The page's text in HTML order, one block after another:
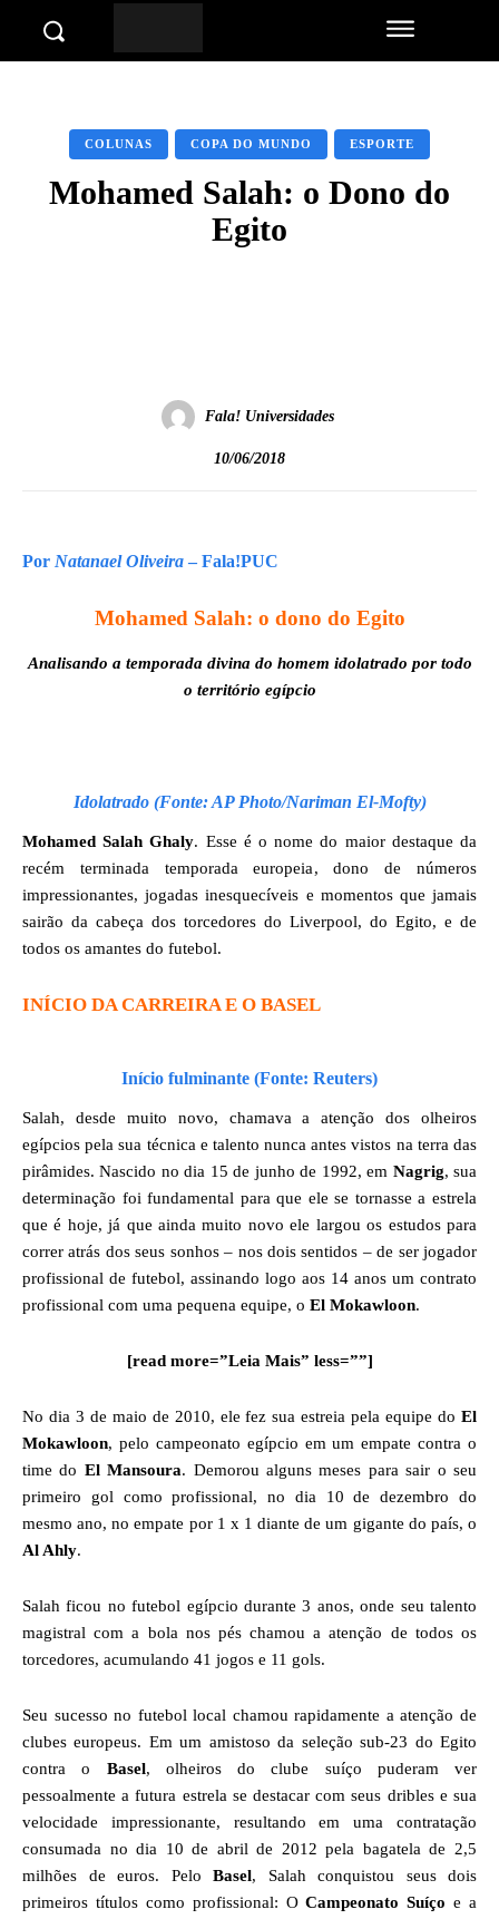
COLUNAS COPA DO MUNDO ESPORTE
Mohamed Salah: o Dono do
Egito
Fala! Universidades
10/06/2018
Por Natanael Oliveira– Fala!PUC
Mohamed Salah: o dono do Egito
Analisando a temporada divina do homem idolatrado por todo
o território egípcio
Idolatrado (Fonte: AP Photo/Nariman El-Mofty)
Mohamed Salah Ghaly. Esse é o nome do maior destaque da
recém terminada temporada europeia, dono de números
impressionantes, jogadas inesquecíveis e momentos que jamais
sairão da cabeça dos torcedores do Liverpool, do Egito, e de
todos os amantes do futebol.
INÍCIO DA CARREIRA E O BASEL
Início fulminante (Fonte: Reuters)
Salah, desde muito novo, chamava a atenção dos olheiros
egípcios pela sua técnica e talento nunca antes vistos na terra das
pirâmides. Nascido no dia 15 de junho de 1992, em Nagrig, sua
determinação foi fundamental para que ele se tornasse a estrela
que é hoje, já que ainda muito novo ele largou os estudos para
correr atrás dos seus sonhos – nos dois sentidos – de ser jogador
profissional de futebol, assinando logo aos 14 anos um contrato
profissional com uma pequena equipe, o El Mokawloon.
[read more=”Leia Mais” less=””]
No dia 3 de maio de 2010, ele fez sua estreia pela equipe do El
Mokawloon, pelo campeonato egípcio em um empate contra o
time do El Mansoura. Demorou alguns meses para sair o seu
primeiro gol como profissional, no dia 10 de dezembro do
mesmo ano, no empate por 1 x 1 diante de um gigante do país, o
Al Ahly.
Salah ficou no futebol egípcio durante 3 anos, onde seu talento
magistral com a bola nos pés chamou a atenção de todos os
torcedores, acumulando 41 jogos e 11 gols.
Seu sucesso no futebol local chamou rapidamente a atenção de
clubes europeus. Em um amistoso da seleção sub-23 do Egito
contra o Basel, olheiros do clube suíço puderam ver
pessoalmente a futura estrela se destacar com seus dribles e sua
velocidade impressionante, resultando em uma contratação
consumada no dia 10 de abril de 2012 pela bagatela de 2,5
milhões de euros. Pelo Basel, Salah conquistou seus dois
primeiros títulos como profissional: OCampeonato Suíço e a